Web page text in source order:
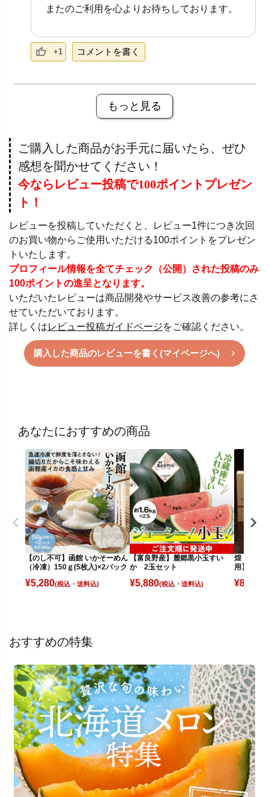
またのご利用を心よりお待ちしております。
+1 コメントを書く
もっと見る
ご購入した商品がお手元に届いたら、ぜひ
感想を聞かせてください！
今ならレビュー投稿で100ポイントプレゼン
ト！
レビューを投稿していただくと、レビュー1件につき次回
のお買い物からご使用いただける100ポイントをプレゼン
トいたします。
プロフィール情報を全てチェック（公開）された投稿のみ
100ポイントの進呈となります。
いただいたレビューは商品開発やサービス改善の参考にさ
せていただいております。
詳しくはレビュー投稿ガイドページをご確認ください。
購入した商品のレビューを書く(マイページへ)
あなたにおすすめの商品
【のし不可】函館 いかそーめん
（冷凍）150ｇ(5枚入)×2パック
¥5,280(税込)
【富良野産】麓郷黒小玉すい
か 2玉セット
¥5,880(税込)
煌（きら
用】
¥8,280
おすすめの特集